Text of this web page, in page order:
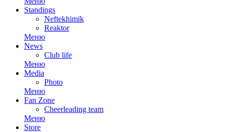
Standings
Neftekhimik
Reaktor
Меню
News
Club life
Меню
Media
Photo
Меню
Fan Zone
Cheerleading team
Меню
Store